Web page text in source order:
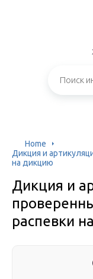
Home
Дикция и
на дикцию
Дикция и
распевки